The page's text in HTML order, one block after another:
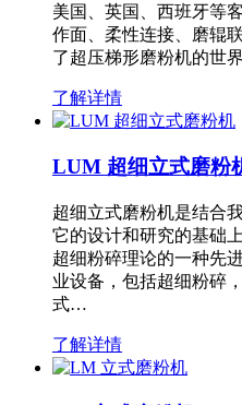
美国、英国、西班牙等
作面、柔性连接、磨辊
了超压梯形磨粉机的世
了解详情
LUM 超细立式磨粉
超细立式磨粉机是结合
它的设计和研究的基础
超细粉碎理论的一种先
业设备，包括超细粉碎
式…
了解详情